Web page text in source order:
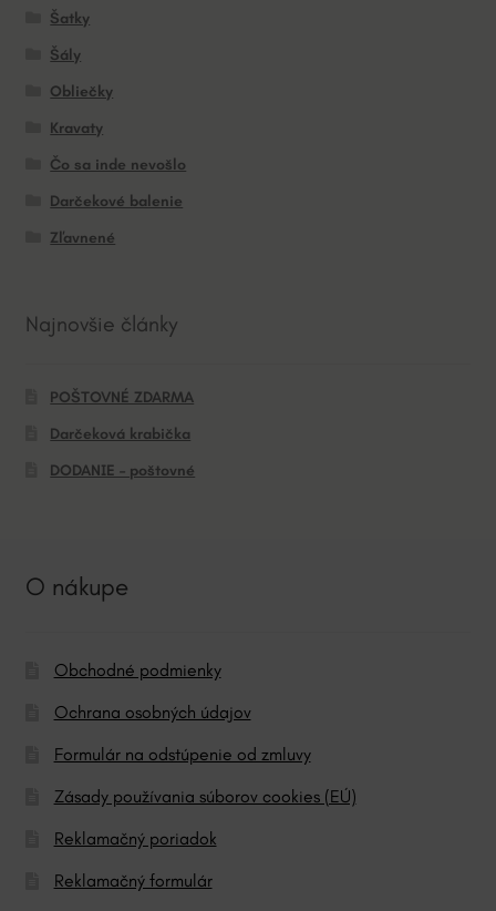
Šatky
Šály
Obliečky
Kravaty
Čo sa inde nevošlo
Darčekové balenie
Zľavnené
Najnovšie články
POŠTOVNÉ ZDARMA
Darčeková krabička
DODANIE – poštovné
O nákupe
Obchodné podmienky
Ochrana osobných údajov
Formulár na odstúpenie od zmluvy
Zásady používania súborov cookies (EÚ)
Reklamačný poriadok
Reklamačný formulár